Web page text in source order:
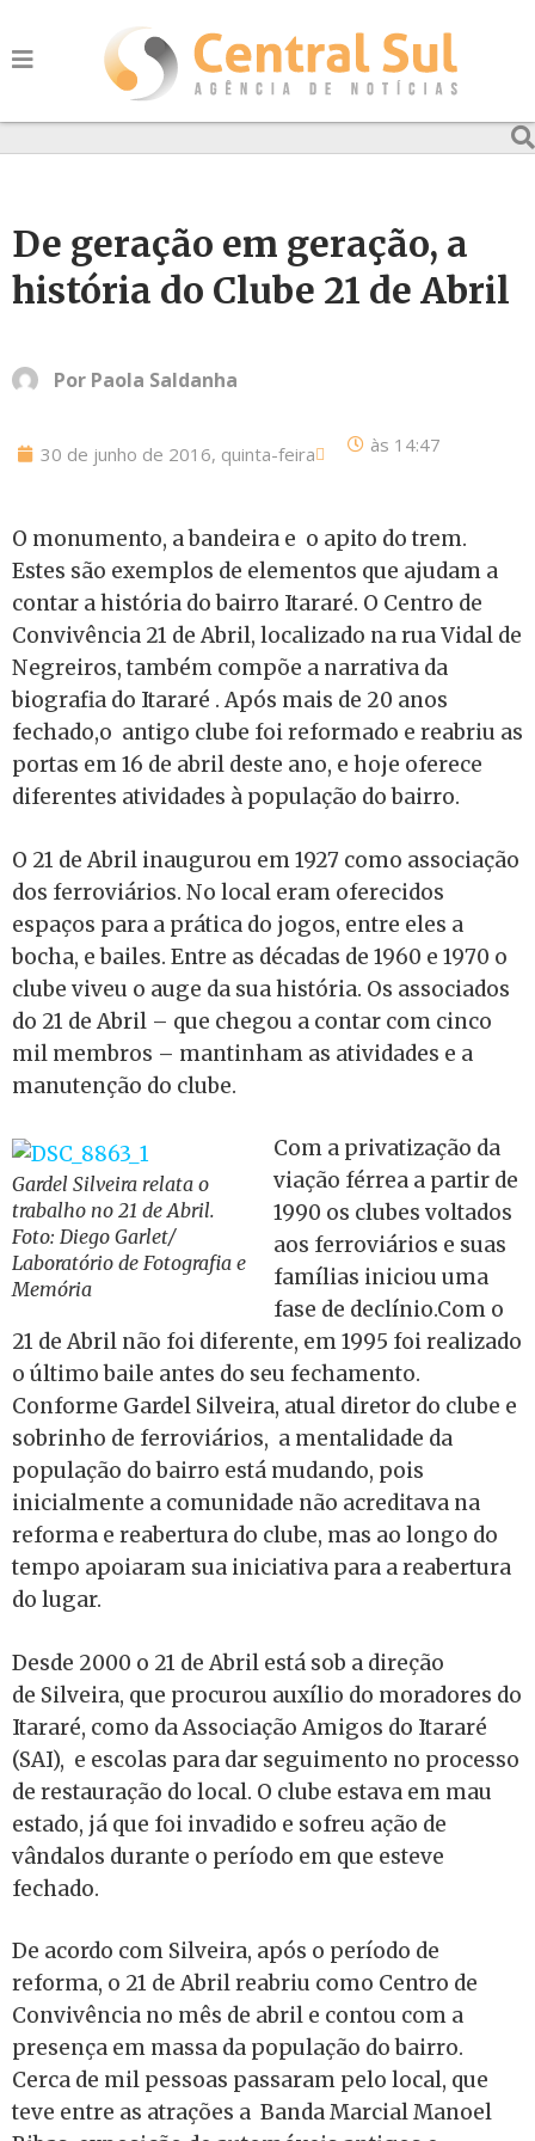
De geração em geração, a
história do Clube 21 de Abril
Por Paola Saldanha
30 de junho de 2016, quinta-feira às 14:47
O monumento, a bandeira e o apito do trem.
Estes são exemplos de elementos que ajudam a
contar a história do bairro Itararé. O Centro de
Convivência 21 de Abril, localizado na rua Vidal de
Negreiros, também compõe a narrativa da
biografia do Itararé . Após mais de 20 anos
fechado,o antigo clube foi reformado e reabriu as
portas em 16 de abril deste ano, e hoje oferece
diferentes atividades à população do bairro.
O 21 de Abril inaugurou em 1927 como associação
dos ferroviários. No local eram oferecidos
espaços para a prática do jogos, entre eles a
bocha, e bailes. Entre as décadas de 1960 e 1970 o
clube viveu o auge da sua história. Os associados
do 21 de Abril – que chegou a contar com cinco
mil membros – mantinham as atividades e a
manutenção do clube.
Gardel Silveira relata o
trabalho no 21 de Abril.
Foto: Diego Garlet/
Laboratório de Fotografia e
Memória
Com a privatização da
viação férrea a partir de
1990 os clubes voltados
aos ferroviários e suas
famílias iniciou uma
fase de declínio.Com o
21 de Abril não foi diferente, em 1995 foi realizado
o último baile antes do seu fechamento.
Conforme Gardel Silveira, atual diretor do clube e
sobrinho de ferroviários, a mentalidade da
população do bairro está mudando, pois
inicialmente a comunidade não acreditava na
reforma e reabertura do clube, mas ao longo do
tempo apoiaram sua iniciativa para a reabertura
do lugar.
Desde 2000 o 21 de Abril está sob a direção
de Silveira, que procurou auxílio do moradores do
Itararé, como da Associação Amigos do Itararé
(SAI), e escolas para dar seguimento no processo
de restauração do local. O clube estava em mau
estado, já que foi invadido e sofreu ação de
vândalos durante o período em que esteve
fechado.
De acordo com Silveira, após o período de
reforma, o 21 de Abril reabriu como Centro de
Convivência no mês de abril e contou com a
presença em massa da população do bairro.
Cerca de mil pessoas passaram pelo local, que
teve entre as atrações a Banda Marcial Manoel